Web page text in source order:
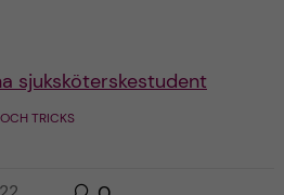
sjuksköterskestudent
TRICKS